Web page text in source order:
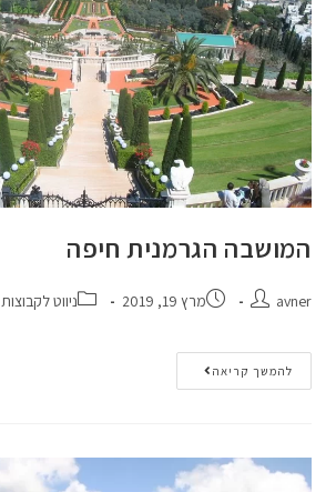
המושבה הגרמנית חיפה
avner מרץ 19, 2019 ניווט לקבוצות
להמשך קריאה